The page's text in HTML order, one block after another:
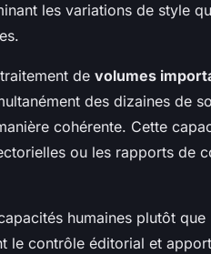
les variations de style
de volumes
des dizaines de
cohérente. Cette
ou les rapports de
humaines plutôt que
le contrôle éditorial et